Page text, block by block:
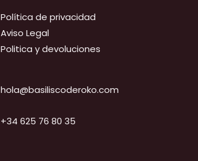
Política de privacidad
Aviso Legal
Politica y devoluciones
hola@basiliscoderoko.com
+34 625 76 80 35